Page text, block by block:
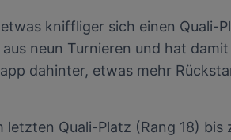
kniffliger sich einen Quali-
neun Turnieren und hat
dahinter, etwas mehr
Quali-Platz (Rang 18) bis